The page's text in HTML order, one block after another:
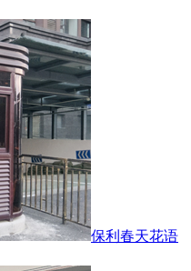
保利春天花语